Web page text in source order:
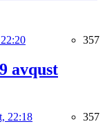
357
avqust
22:18 357